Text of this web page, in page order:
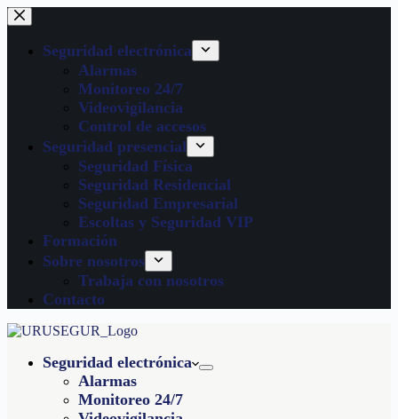
Seguridad electrónica
Alarmas
Monitoreo 24/7
Videovigilancia
Control de accesos
Seguridad presencial
Seguridad Física
Seguridad Residencial
Seguridad Empresarial
Escoltas y Seguridad VIP
Formación
Sobre nosotros
Trabaja con nosotros
Contacto
Seguridad electrónica
Alarmas
Monitoreo 24/7